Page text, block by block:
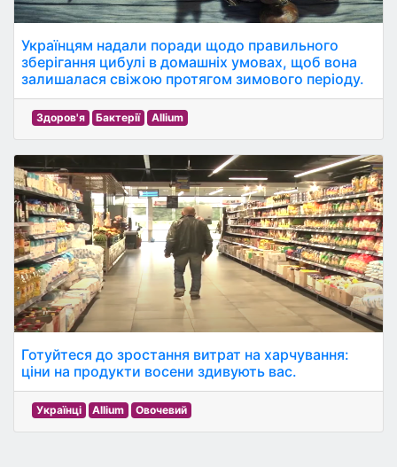
Українцям надали поради щодо правильного
зберігання цибулі в домашніх умовах, щоб вона
залишалася свіжою протягом зимового періоду.
Здоров'я Бактерії Allium
Готуйтеся до зростання витрат на харчування:
ціни на продукти восени здивують вас.
Українці Allium Овочевий